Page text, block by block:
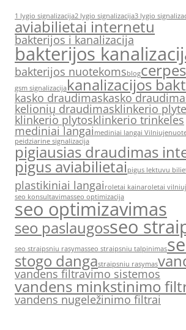
1 lygio signalizacija2 lygio signalizacija3 lygio
aviabilietai internetu
bakterijos i kanalizacija
bakterijos
bakterijos nuotekomsblogcerpes
gsm signalizacijakanalizacijos
kasko draudimaskasko
kelionių draudimasklinkerio
klinkerio plytosklinkerio trinkeles
mediniai langai mediniai langai Vilniuje
peidziarine signalizacija
pigiausias draudimas
pigus aviabilietaipigus lektuvu
plastikiniai langai roletai kainaroletai
seo konsultavimasseo optimizacija
seo optimizavimas
seo paslaugosseo
seo straipsniu rasymasseo straipsniu talpinimas
stogo dangastraipsniu rasymas
vandens filtravimo sistemos
vandens minkstinimo
vandens nugeležinimo filtrai